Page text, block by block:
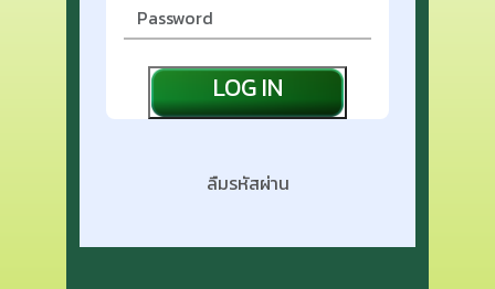
LOG IN
ลืมรหัสผ่าน